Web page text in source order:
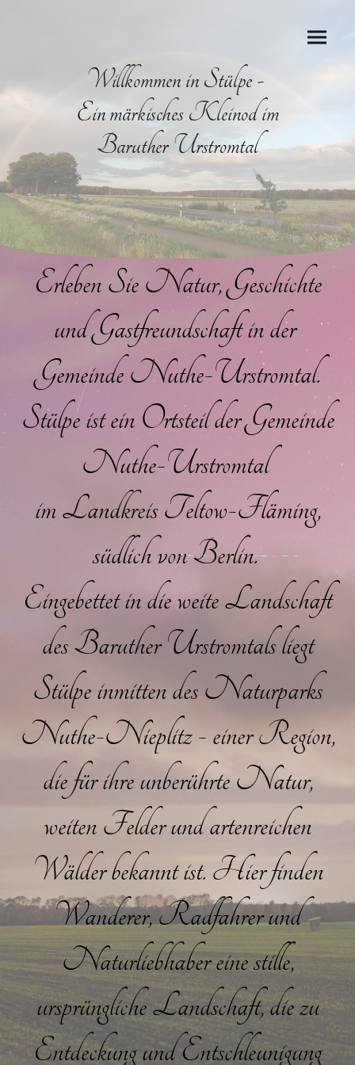
Willkommen in Stülpe -
Ein märkisches Kleinod im
Baruther Urstromtal
Erleben Sie Natur, Geschichte
und Gastfreundschaft in der
Gemeinde Nuthe-Urstromtal.
Stülpe ist ein Ortsteil der Gemeinde
Nuthe-Urstromtal
im Landkreis Teltow-Fläming,
südlich von Berlin.
Eingebettet in die weite Landschaft
des Baruther Urstromtals liegt
Stülpe inmitten des Naturparks
Nuthe-Nieplitz - einer Region,
die für ihre unberührte Natur,
weiten Felder und artenreichen
Wälder bekannt ist. Hier finden
Wanderer, Radfahrer und
Naturliebhaber eine stille,
ursprüngliche Landschaft, die zu
Entdeckung und Entschleunigung